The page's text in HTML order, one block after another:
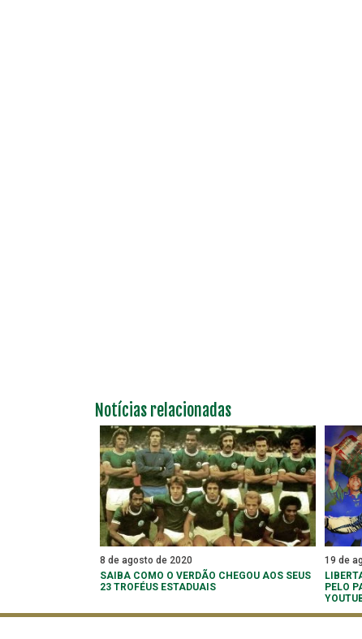
Notícias relacionadas
8 de agosto de 2020
SAIBA COMO O VERDÃO CHEGOU AOS SEUS
23 TROFÉUS ESTADUAIS
19 de
PELO